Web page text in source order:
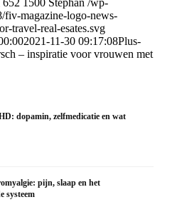
652 1500 Stephan /wp-
fiv-magazine-logo-news-
travel-real-esates.svg
2021-11-30 09:17:08Plus-
– inspiratie voor vrouwen met
dopamin, zelfmedicatie en wat
pijn, slaap en het
systeem